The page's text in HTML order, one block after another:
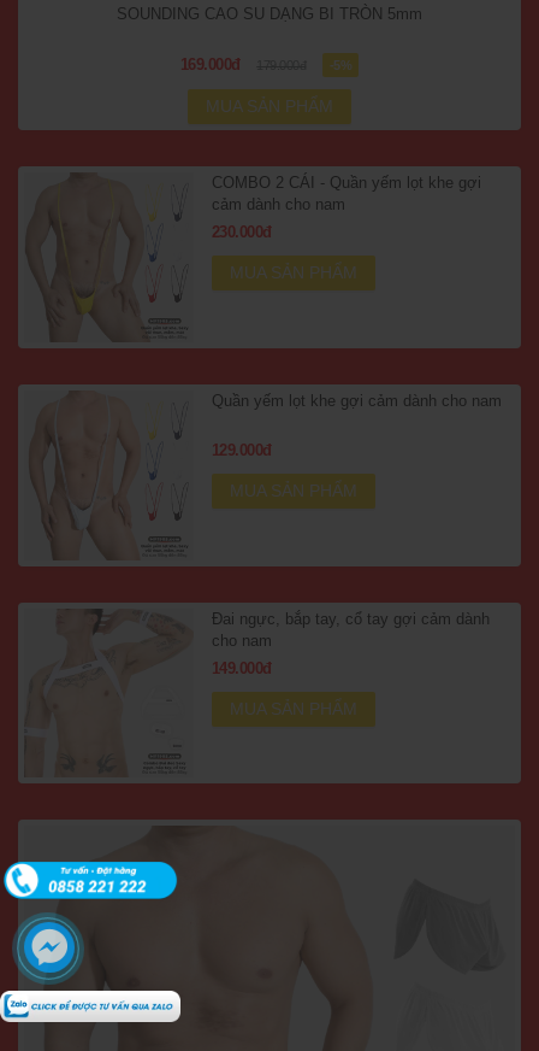
SOUNDING CAO SU DẠNG BI TRÒN 5mm
169.000đ -5%
MUA SẢN PHẨM
COMBO 2 CÁI - Quần yếm lọt khe gợi
cảm dành cho nam
230.000đ
MUA SẢN PHẨM
Quần yếm lọt khe gợi cảm dành cho nam
129.000đ
MUA SẢN PHẨM
Đai ngực, bắp tay, cổ tay gợi cảm dành
cho nam
149.000đ
MUA SẢN PHẨM